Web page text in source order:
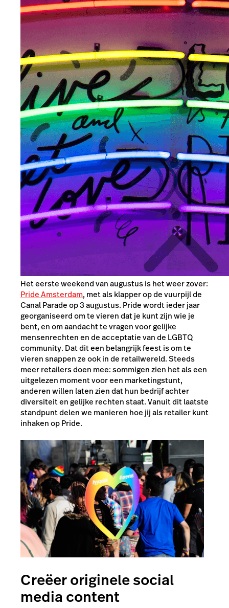
Het eerste weekend van augustus is het weer zover:
Pride Amsterdam, met als klapper op de vuurpijl de
Canal Parade op 3 augustus. Pride wordt ieder jaar
georganiseerd om te vieren dat je kunt zijn wie je
bent, en om aandacht te vragen voor gelijke
mensenrechten en de acceptatie van de LGBTQ
community. Dat dit een belangrijk feest is om te
vieren snappen ze ook in de retailwereld. Steeds
meer retailers doen mee: sommigen zien het als een
uitgelezen moment voor een marketingstunt,
anderen willen laten zien dat hun bedrijf achter
diversiteit en gelijke rechten staat. Vanuit dit laatste
standpunt delen we manieren hoe jij als retailer kunt
inhaken op Pride.
Creëer originele social
media content